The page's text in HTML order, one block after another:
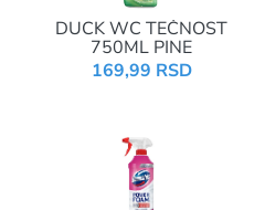
DUCK WC TEČNOST
750ML PINE
169,99 RSD